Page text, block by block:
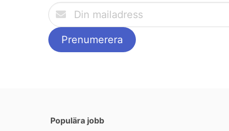
Populära jobb